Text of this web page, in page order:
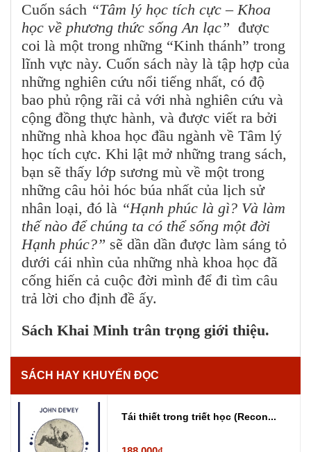
Cuốn sách “Tâm lý học tích cực – Khoa
học về phương thức sống An lạc” được
coi là một trong những “Kinh thánh” trong
lĩnh vực này. Cuốn sách này là tập hợp của
những nghiên cứu nổi tiếng nhất, có độ
bao phủ rộng rãi cả với nhà nghiên cứu và
cộng đồng thực hành, và được viết ra bởi
những nhà khoa học đầu ngành về Tâm lý
học tích cực. Khi lật mở những trang sách,
bạn sẽ thấy lớp sương mù về một trong
những câu hỏi hóc búa nhất của lịch sử
nhân loại, đó là “Hạnh phúc là gì? Và làm
thế nào để chúng ta có thể sống một đời
Hạnh phúc?” sẽ dần dần được làm sáng tỏ
dưới cái nhìn của những nhà khoa học đã
cống hiến cả cuộc đời mình để đi tìm câu
trả lời cho định đề ấy.
Sách Khai Minh trân trọng giới thiệu.
SÁCH HAY KHUYẾN ĐỌC
Tái thiết trong triết học (Recon...